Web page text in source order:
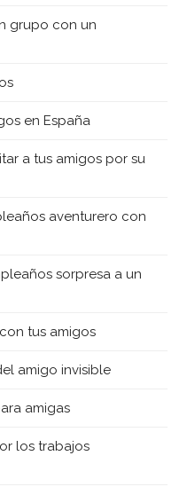
grupo con un
en España
a tus amigos por su
aventurero con
sorpresa a un
tus amigos
amigo invisible
amigas
los trabajos